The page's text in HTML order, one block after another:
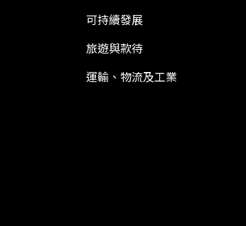
可持續發展
旅遊與款待
運輸、物流及工業